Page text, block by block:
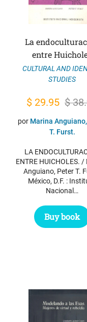
La
entre
CULTURAL AND
STUDIES
$
price
was:
$
$ 29.95
price
is:
$
por Marina
T. Furst.
LA
ENTRE HUICHOLES.
Anguiano, Peter T.
México, D.F. :
Nacional…
Buy book